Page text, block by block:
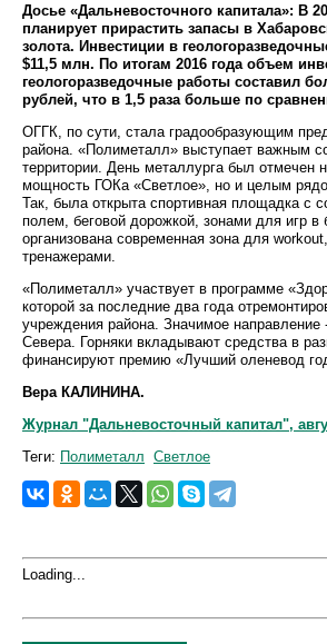
Досье «Дальневосточного капитала»: В
планирует прирастить запасы в
золота. Инвестиции в
$11,5 млн. По итогам 2016 года объем
геологоразведочные работы составил
рублей, что в 1,5 раза больше по
ОГГК, по сути, стала градообразующим
района. «Полиметалл» выступает важным
территории. День металлурга был отмечен
мощность ГОКа «Светлое», но и целым
Так, была открыта спортивная площадка с
полем, беговой дорожкой, зонами для игр в
организована современная зона для
тренажерами.
«Полиметалл» участвует в программе
которой за последние два года
учреждения района. Значимое
Севера. Горняки вкладывают средства в
финансируют премию «Лучший оленевод
Вера КАЛИНИНА.
Журнал "Дальневосточный капитал",
Теги: Полиметалл Светлое
Loading...